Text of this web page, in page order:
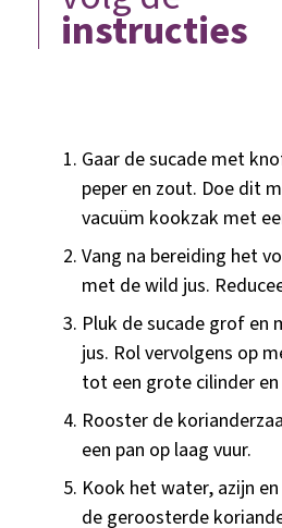
instructies
Gaar de sucade met
peper en zout. Doe dit
vacuüm kookzak met
Vang na bereiding het
met de wild jus.
Pluk de sucade grof en
jus. Rol vervolgens op
tot een grote cilinder
Rooster de
een pan op laag vuur.
Kook het water, azijn
de geroosterde